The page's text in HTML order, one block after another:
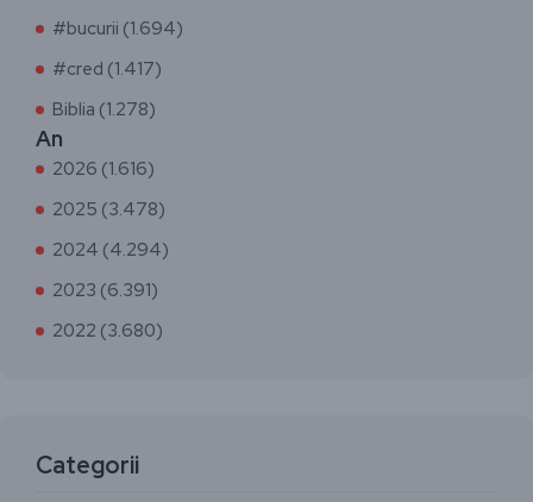
#bucurii (1.694)
#cred (1.417)
Biblia (1.278)
An
2026 (1.616)
2025 (3.478)
2024 (4.294)
2023 (6.391)
2022 (3.680)
Categorii